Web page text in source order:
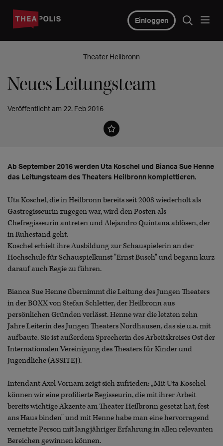
Einloggen
Theater Heilbronn
Neues Leitungsteam
Veröffentlicht am 22. Feb 2016
Ab September 2016 werden Uta Koschel und Bianca Sue Henne
das Leitungsteam des Theaters Heilbronn komplettieren.
Uta Koschel, die in Heilbronn bereits seit 2008 wiederholt als
Gastregisseurin zugegen war, wird den Posten als
Chefregisseurin antreten und Alejandro Quintana ablösen, der
in Ruhestand geht.
Koschel erhielt ihre Ausbildung zur Schauspielerin an der
Hochschule für Schauspielkunst "Ernst Busch" und begann kurz
darauf auch Regie zu führen.
Bianca Sue Henne übernimmt die Leitung des Jungen Theaters
in der BOXX von Stefan Schletter, der Heilbronn aus
persönlichen Gründen verlässt. Henne war die letzten zehn
Jahre Leiterin des Jungen Theaters Nordhausen, das sie u.a. mit
aufbaute. Sie ist außerdem Sprecherin des Arbeitskreises Ost der
Internationalen Vereinigung des Theaters für Kinder und
Jugendliche (ASSITEJ).
Intendant Axel Vornam zeigt sich zufrieden: „Mit Uta Koschel
können wir eine profilierte Regisseurin, die mit ihrer Arbeit
bereits wichtige Akzente am Theater Heilbronn gesetzt hat, fest
ans Haus binden" und mit Henne habe man eine hervorragend
vernetzte Person mit langjähriger Erfahrung in allen relevanten
Bereichen gewinnen können.